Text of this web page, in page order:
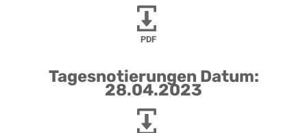
PDF
Tagesnotierungen Datum:
28.04.2023